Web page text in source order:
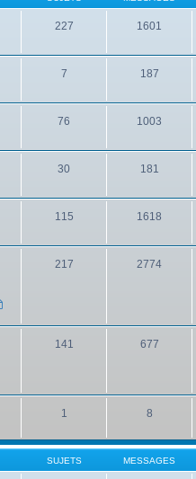
227 1601
7 187
76 1003
30 181
115 1618
217 2774
141 677
1 8
SUJETS MESSAGES